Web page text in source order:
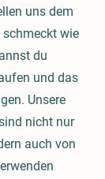
uns dem
schmeckt wie
du
und das
Unsere
nicht nur
auch von